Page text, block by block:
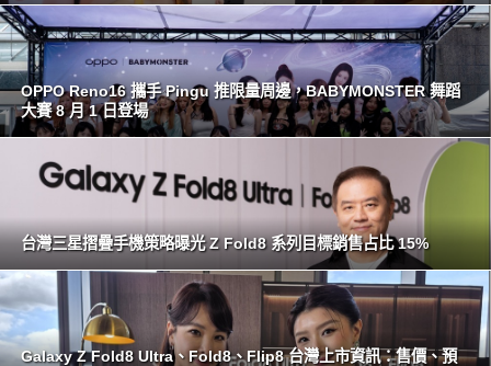
OPPO Reno16 攜手 Pingu 推限量周邊，BABYMONSTER 舞蹈
大賽 8 月 1 日登場
台灣三星摺疊手機策略曝光 Z Fold8 系列目標銷售占比 15%
Galaxy Z Fold8 Ultra、Fold8、Flip8 台灣上市資訊：售價、預